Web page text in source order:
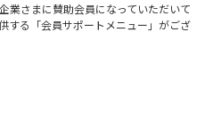
業さまに賛助会員になっていただいて
する「会員サポートメニュー」がござ